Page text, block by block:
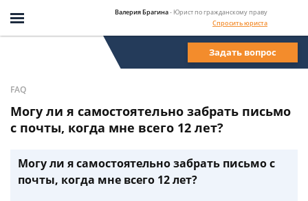
Валерия Брагина- Юрист по гражданскому праву
Спросить юриста
Задать вопрос
FAQ
Могу ли я самостоятельно забрать письмо
с почты, когда мне всего 12 лет?
Могу ли я самостоятельно забрать письмо с
почты, когда мне всего 12 лет?